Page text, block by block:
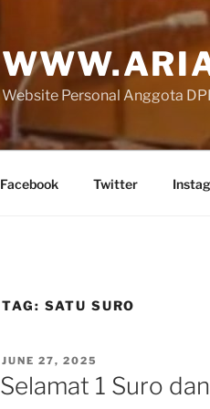
Website Personal Anggota
Facebook Twitter
TAG: SATU SURO
POSTED
ON
JUNE 27, 2025
Selamat 1 Suro